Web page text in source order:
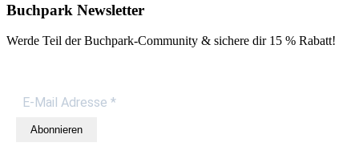
Buchpark Newsletter
Werde Teil der Buchpark-Community & sichere dir 15 % Rabatt!
Abonnieren